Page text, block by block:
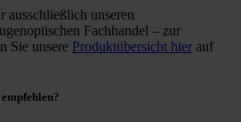
ausschließlich unseren
Fachhandel – zur
Sie unsere Produktübersicht hier auf